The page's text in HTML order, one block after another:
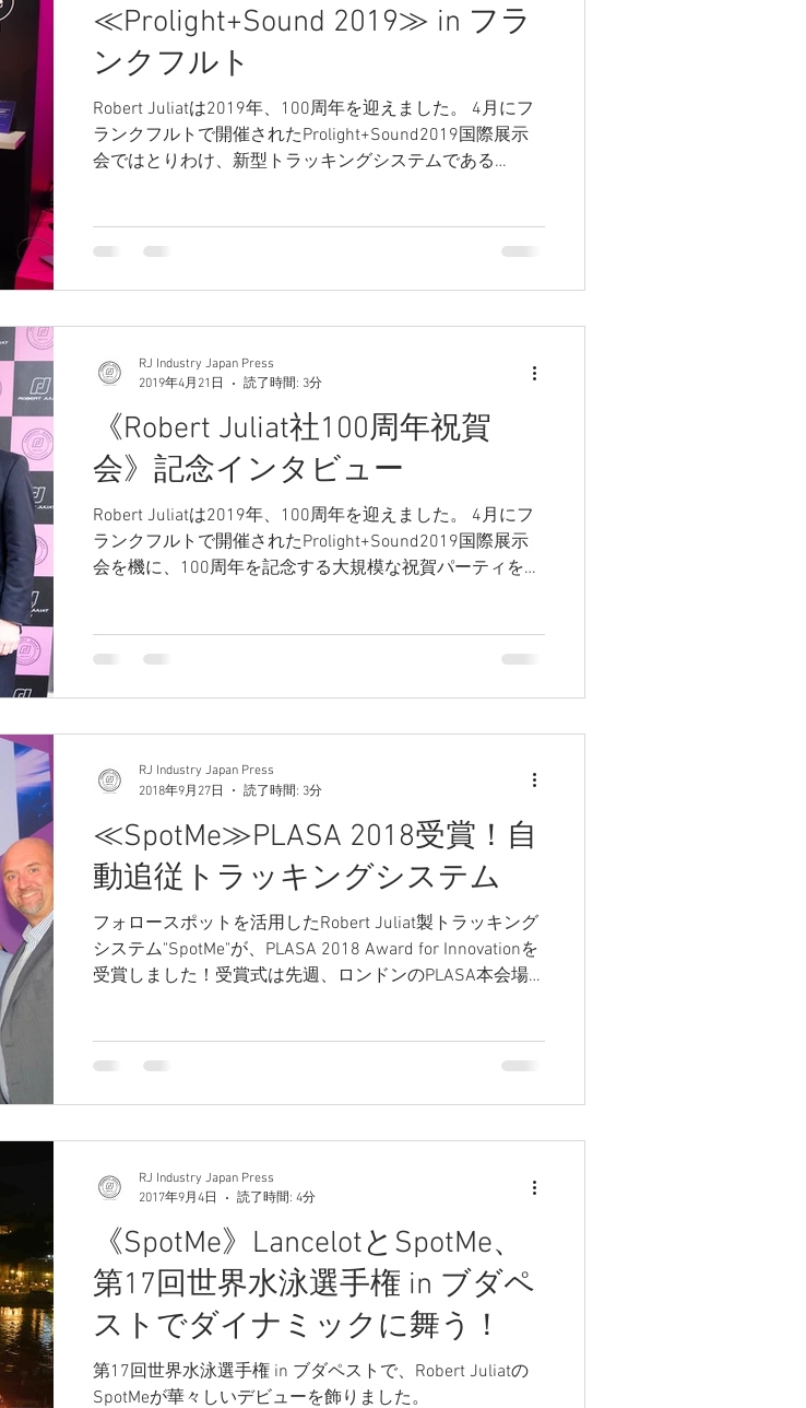
≪Prolight+Sound 2019≫ in フラ
ンクフルト
Robert Juliatは2019年、100周年を迎えました。 4月にフ
ランクフルトで開催されたProlight+Sound2019国際展示
会ではとりわけ、新型トラッキングシステムである
《Robert Juliat社100周年祝賀
会》記念インタビュー
Robert Juliatは2019年、100周年を迎えました。 4月にフ
ランクフルトで開催されたProlight+Sound2019国際展示
会を機に、100周年を記念する大規模な祝賀パーティを開
RJ Industry Japan Press
2019年4月21日
読了時間: 3分
≪SpotMe≫PLASA 2018受賞！自
動追従トラッキングシステム
フォロースポットを活用したRobert Juliat製トラッキング
システム"SpotMe"が、PLASA 2018 Award for Innovationを
受賞しました！受賞式は先週、ロンドンのPLASA本会場
RJ Industry Japan Press
2018年9月27日
読了時間: 3分
《SpotMe》LancelotとSpotMe、
第17回世界水泳選手権 in ブダペ
ストでダイナミックに舞う！
第17回世界水泳選手権 in ブダペストで、Robert Juliatの
SpotMeが華々しいデビューを飾りました。
RJ Industry Japan Press
2017年9月4日
読了時間: 4分